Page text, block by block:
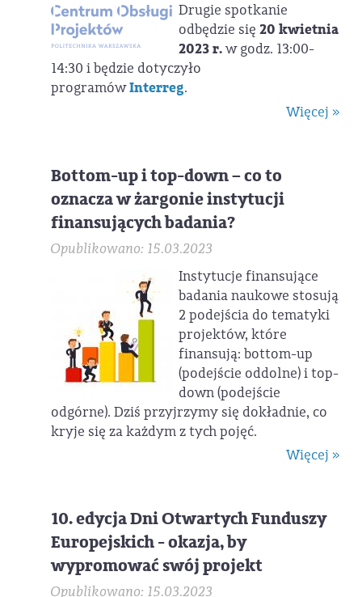
Drugie spotkanie
odbędzie się20 kwietnia
2023 r.w godz. 13:00-
14:30 i będzie dotyczyło
programówInterreg.
Więcej »
Bottom-up i top-down – co to
oznacza w żargonie instytucji
finansujących badania?
Opublikowano: 15.03.2023
Instytucje finansujące
badania naukowe stosują
2 podejścia do tematyki
projektów, które
finansują: bottom-up
(podejście oddolne) i top-
down (podejście
odgórne). Dziś przyjrzymy się dokładnie, co
kryje się za każdym z tych pojęć.
Więcej »
10. edycja Dni Otwartych Funduszy
Europejskich - okazja, by
wypromować swój projekt
Opublikowano: 15.03.2023